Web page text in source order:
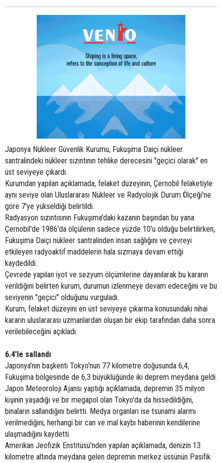
Japonya Nükleer Güvenlik Kurumu, Fukuşima Daiçi nükleer
santralindeki nükleer sızıntının tehlike derecesini ''geçici olarak'' en
üst seviyeye çıkardı.
Kurumdan yapılan açıklamada, felaket düzeyinin, Çernobil felaketiyle
aynı seviye olan Uluslararası Nükleer ve Radyolojik Durum Ölçeği'ne
göre 7'ye yükseldiği belirtildi.
Radyasyon sızıntısının Fukuşima'daki kazanın başından bu yana
Çernobil'de 1986'da ölçülenin sadece yüzde 10'u olduğu belirtilirken,
Fukuşima Daiçi nükleer santralinden insan sağlığını ve çevreyi
etkileyen radyoaktif maddelerin hala sızmaya devam ettiği
kaydedildi.
Çevrede yapılan iyot ve sezyum ölçümlerine dayanılarak bu kararın
verildiğini belirten kurum, durumun izlenmeye devam edeceğini ve bu
seviyenin ''geçici'' olduğunu vurguladı.
Kurum, felaket düzeyini en üst seviyeye çıkarma konusundaki nihai
kararın uluslararası uzmanlardan oluşan bir ekip tarafından daha sonra
verilebileceğini açıkladı.
6.4'le sallandı
Japonya'nın başkenti Tokyo'nun 77 kilometre doğusunda 6,4,
Fukuşima bölgesinde de 6,3 büyüklüğünde iki deprem meydana geldi.
Japon Meteoroloji Ajansı yaptığı açıklamada, depremin 35 milyon
kişinin yaşadığı ve bir megapol olan Tokyo'da da hissedildiğini,
binaların sallandığını belirtti. Medya organları ise tsunami alarmı
verilmediğini, herhangi bir can ve mal kaybı haberinin kendilerine
ulaşmadığını kaydetti.
Amerikan Jeofizik Enstitüsü'nden yapılan açıklamada, denizin 13
kilometre altında meydana gelen depremin merkez üssünün Pasifik